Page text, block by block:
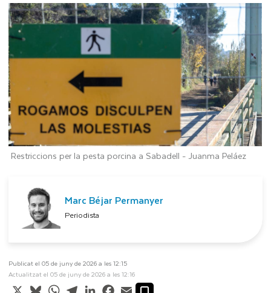
Restriccions per la pesta porcina a Sabadell - Juanma Peláez
Marc Béjar Permanyer
Periodista
Publicat el 05 de juny de 2026 a les 12:15
Actualitzat el 05 de juny de 2026 a les 12:16
X BlueskyWhatsApp
TelegramLinkedInFacebook
Email